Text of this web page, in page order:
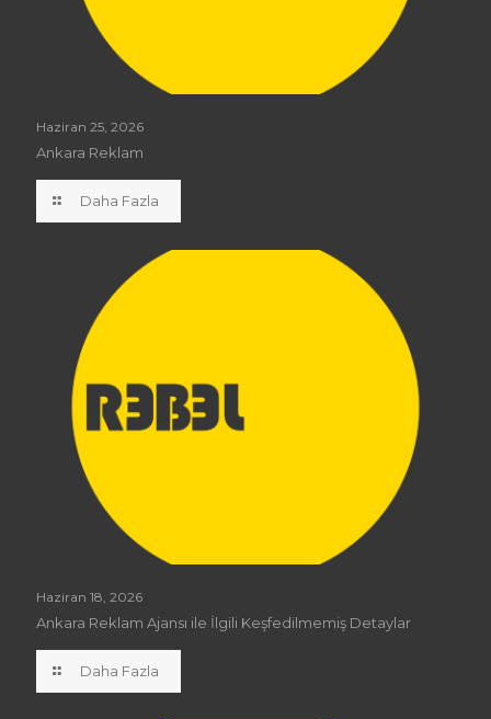
Haziran 25, 2026
Ankara Reklam
Daha Fazla
Haziran 18, 2026
Ankara Reklam Ajansı ile İlgili Keşfedilmemiş Detaylar
Daha Fazla